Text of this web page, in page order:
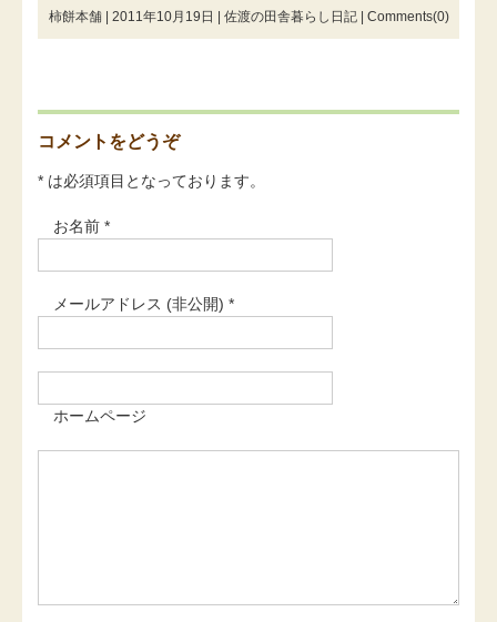
柿餅本舗 | 2011年10月19日 | 佐渡の田舎暮らし日記| Comments(0)
コメントをどうぞ
* は必須項目となっております。
お名前 *
メールアドレス (非公開) *
ホームページ